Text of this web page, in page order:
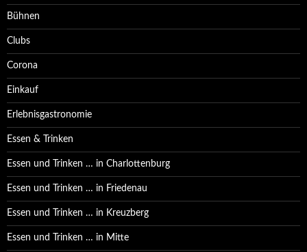
Bühnen
Clubs
Corona
Einkauf
Erlebnisgastronomie
Essen & Trinken
Essen und Trinken … in Charlottenburg
Essen und Trinken … in Friedenau
Essen und Trinken … in Kreuzberg
Essen und Trinken … in Mitte